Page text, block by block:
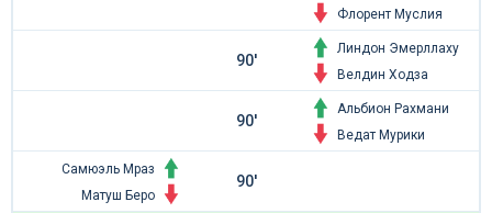
Флорент Муслия
90'
Линдон Эмерллаху
Велдин Ходза
90'
Альбион Рахмани
Ведат Мурики
Самюэль Мраз
Матуш Беро
90'